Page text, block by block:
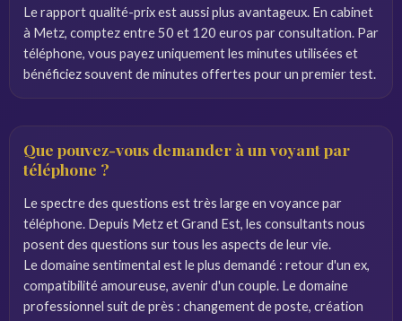
Le rapport qualité-prix est aussi plus avantageux. En cabinet
à Metz, comptez entre 50 et 120 euros par consultation. Par
téléphone, vous payez uniquement les minutes utilisées et
bénéficiez souvent de minutes offertes pour un premier test.
Que pouvez-vous demander à un voyant par
téléphone ?
Le spectre des questions est très large en voyance par
téléphone. Depuis Metz et Grand Est, les consultants nous
posent des questions sur tous les aspects de leur vie.
Le domaine sentimental est le plus demandé : retour d'un ex,
compatibilité amoureuse, avenir d'un couple. Le domaine
professionnel suit de près : changement de poste, création